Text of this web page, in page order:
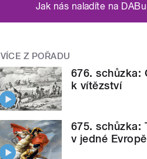
Jak nás naladíte na DABu
VÍCE Z POŘADU
676. schůzka:
k vítězství
675. schůzka:
v jedné Evropě